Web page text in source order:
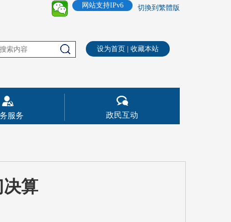
切換到繁體版
网站支持IPv6
设为首页 收藏本站
服务 政民互动
决算